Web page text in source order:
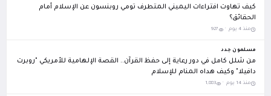
كيف تهاوت افتراءات اليميني المتطرف تومي روبنسون عن الإسلام أمام
الحقائق؟
منذ 4 يوم · 927
مسلمون جدد
من شلل كامل في دور رعاية إلى حفظ القرآن.. القصة الإلهامية للأمريكي "روبرت
دافيلا" وكيف هداه المنام للإسلام
منذ 14 يوم · 1,883